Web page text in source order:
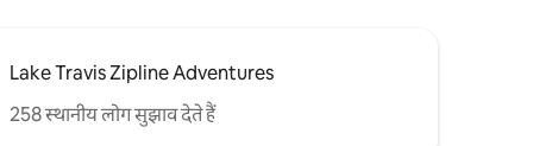
Lake Travis Zipline Adventures
258 स्थानीय लोग सुझाव देते हैं